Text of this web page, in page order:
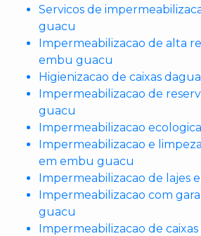
Servicos de
guacu
Impermeabilizacao de alta
embu guacu
Higienizacao de caixas
Impermeabilizacao de
guacu
Impermeabilizacao
Impermeabilizacao e
em embu guacu
Impermeabilizacao de lajes
Impermeabilizacao com
guacu
Impermeabilizacao de